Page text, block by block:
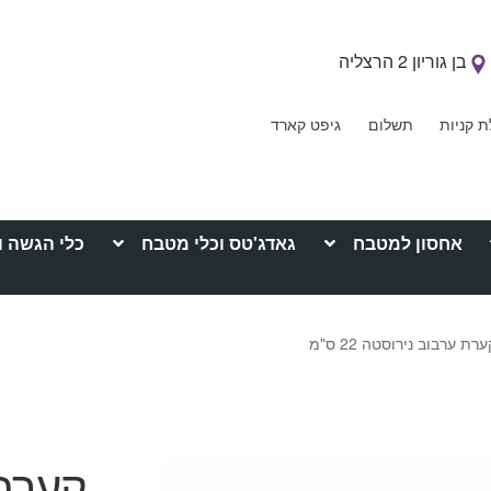
בן גוריון 2 הרצליה
קניות תשלום גיפט קארד
אחסון למטבח גאדג'טס וכלי מטבח כלי הגשה
ערבוב נירוסטה 22 ס"מ